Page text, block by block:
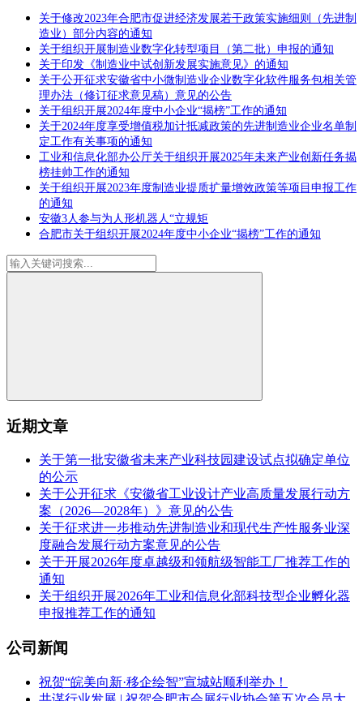
关于修改2023年合肥市促进经济发展若干政策实施细则（先进制
造业）部分内容的通知
关于组织开展制造业数字化转型项目（第二批）申报的通知
关于印发《制造业中试创新发展实施意见》的通知
关于公开征求安徽省中小微制造业企业数字化软件服务包相关管
理办法（修订征求意见稿）意见的公告
关于组织开展2024年度中小企业“揭榜”工作的通知
关于2024年度享受增值税加计抵减政策的先进制造业企业名单制
定工作有关事项的通知
工业和信息化部办公厅关于组织开展2025年未来产业创新任务揭
榜挂帅工作的通知
关于组织开展2023年度制造业提质扩量增效政策等项目申报工作
的通知
安徽3人参与为人形机器人“立规矩
合肥市关于组织开展2024年度中小企业“揭榜”工作的通知
近期文章
关于第一批安徽省未来产业科技园建设试点拟确定单位
的公示
关于公开征求《安徽省工业设计产业高质量发展行动方
案（2026—2028年）》意见的公告
关于征求进一步推动先进制造业和现代生产性服务业深
度融合发展行动方案意见的公告
关于开展2026年度卓越级和领航级智能工厂推荐工作的
通知
关于组织开展2026年工业和信息化部科技型企业孵化器
申报推荐工作的通知
公司新闻
祝贺“皖美向新·移企绘智”宣城站顺利举办！